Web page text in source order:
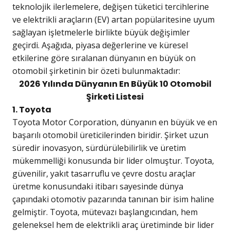
teknolojik ilerlemelere, değişen tüketici tercihlerine
ve elektrikli araçların (EV) artan popülaritesine uyum
sağlayan işletmelerle birlikte büyük değişimler
geçirdi. Aşağıda, piyasa değerlerine ve küresel
etkilerine göre sıralanan dünyanın en büyük on
otomobil şirketinin bir özeti bulunmaktadır:
2026 Yılında Dünyanın En Büyük 10 Otomobil
Şirketi Listesi
1. Toyota
Toyota Motor Corporation, dünyanın en büyük ve en
başarılı otomobil üreticilerinden biridir. Şirket uzun
süredir inovasyon, sürdürülebilirlik ve üretim
mükemmelliği konusunda bir lider olmuştur. Toyota,
güvenilir, yakıt tasarruflu ve çevre dostu araçlar
üretme konusundaki itibarı sayesinde dünya
çapındaki otomotiv pazarında tanınan bir isim haline
gelmiştir. Toyota, mütevazı başlangıcından, hem
geleneksel hem de elektrikli araç üretiminde bir lider